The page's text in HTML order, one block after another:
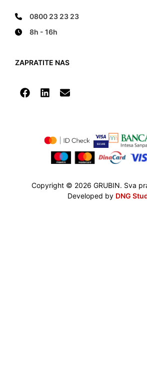
0800 23 23 23
8h - 16h
ZAPRATITE NAS
Copyright © 2026 GRUBIN. Sva
Developed by DNG